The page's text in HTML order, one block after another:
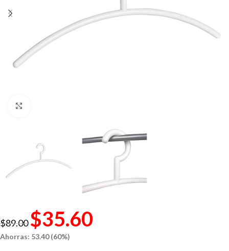
$89.00 $35.60
Ahorras: 53.40 (60%)